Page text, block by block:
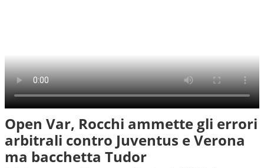
Open Var, Rocchi ammette gli errori
arbitrali contro Juventus e Verona
ma bacchetta Tudor